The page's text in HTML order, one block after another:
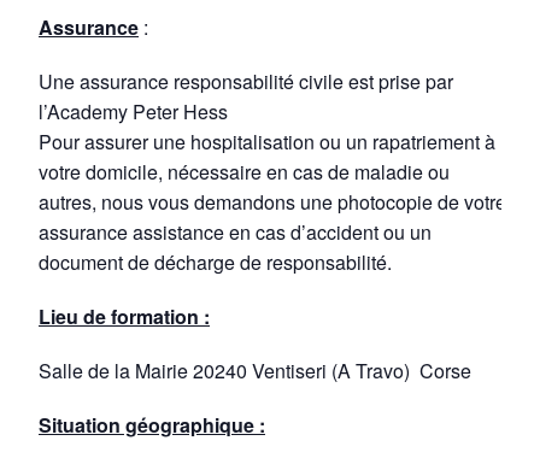
Assurance :
Une assurance responsabilité civile est prise par
l’Academy Peter Hess
Pour assurer une hospitalisation ou un rapatriement à
votre domicile, nécessaire en cas de maladie ou
autres, nous vous demandons une photocopie de votre
assurance assistance en cas d’accident ou un
document de décharge de responsabilité.
Lieu de formation :
Salle de la Mairie 20240 Ventiseri (A Travo) Corse
Situation géographique :